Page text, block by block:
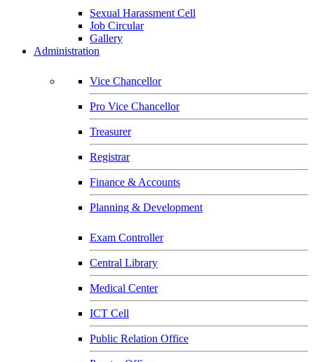
Sexual Harassment Cell
Job Circular
Gallery
Administration
Vice Chancellor
Pro Vice Chancellor
Treasurer
Registrar
Finance & Accounts
Planning & Development
Exam Controller
Central Library
Medical Center
ICT Cell
Public Relation Office